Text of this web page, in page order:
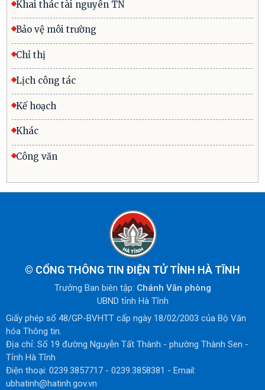
Khai thác tài nguyên TN
Bảo vệ môi trường
Chỉ thị
Lịch công tác
Kế hoạch
Khác
Công văn
© CỔNG THÔNG TIN ĐIỆN TỬ TỈNH HÀ TĨNH
Trưởng Ban biên tập: Chánh Văn phòng
UBND tỉnh Hà Tĩnh
Giấy phép số 48/GP-BVHTT cấp ngày 18/02/2003 của Bộ Văn
hóa Thông tin.
Địa chỉ: Số 19 đường Nguyễn Tất Thành - phường Thành Sen -
Tỉnh Hà Tĩnh
Điện thoại: 0239.3857717 - 0239.3858381 - Email:
ubhatinh@hatinh.gov.vn